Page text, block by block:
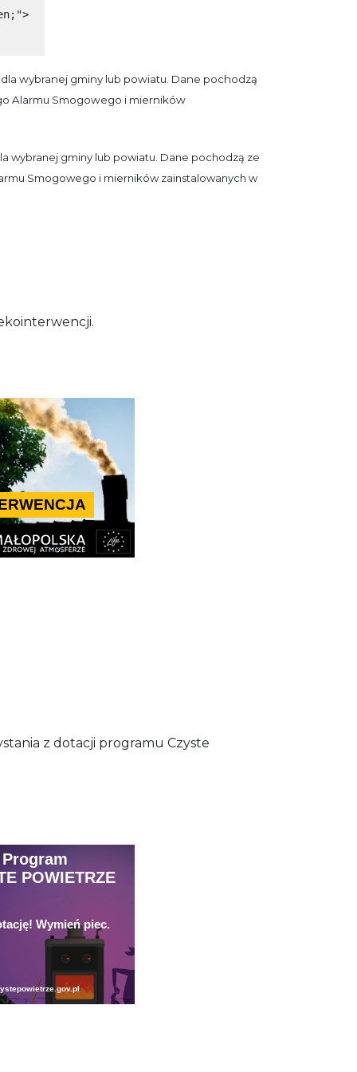
wybranej gminy lub powiatu. Dane pochodzą
Alarmu Smogowego i mierników
wybranej gminy lub powiatu. Dane pochodzą ze
Smogowego i mierników zainstalowanych w
z dotacji programu Czyste